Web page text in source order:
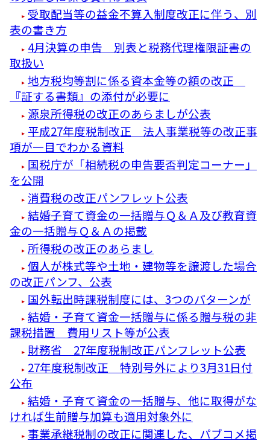
受取配当等の益金不算入制度改正に伴う、別
表の書き方
4月決算の申告 別表と税務代理権限証書の
取扱い
地方税均等割に係る資本金等の額の改正
『証する書類』の添付が必要に
源泉所得税の改正のあらましが公表
平成27年度税制改正 法人事業税等の改正事
項が一目でわかる資料
国税庁が「相続税の申告要否判定コーナー」
を公開
消費税の改正パンフレット公表
結婚子育て資金の一括贈与Ｑ＆Ａ及び教育資
金の一括贈与Ｑ＆Ａの掲載
所得税の改正のあらまし
個人が株式等や土地・建物等を譲渡した場合
の改正パンフ、公表
国外転出時課税制度には、3つのパターンが
結婚・子育て資金一括贈与に係る贈与税の非
課税措置 費用リスト等が公表
財務省 27年度税制改正パンフレット公表
27年度税制改正 特別号外により3月31日付
公布
結婚・子育て資金の一括贈与、他に取得がな
ければ生前贈与加算も適用対象外に
事業承継税制の改正に関連した、パブコメ掲